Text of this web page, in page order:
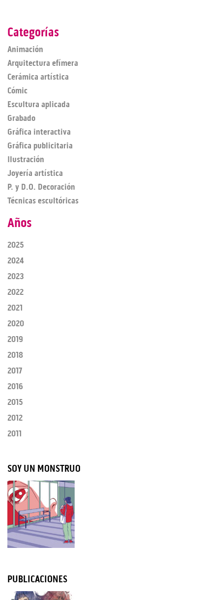
Categorías
Animación
Arquitectura efímera
Cerámica artística
Cómic
Escultura aplicada
Grabado
Gráfica interactiva
Gráfica publicitaria
Ilustración
Joyería artística
P. y D.O. Decoración
Técnicas escultóricas
Años
2025
2024
2023
2022
2021
2020
2019
2018
2017
2016
2015
2012
2011
SOY UN MONSTRUO
PUBLICACIONES